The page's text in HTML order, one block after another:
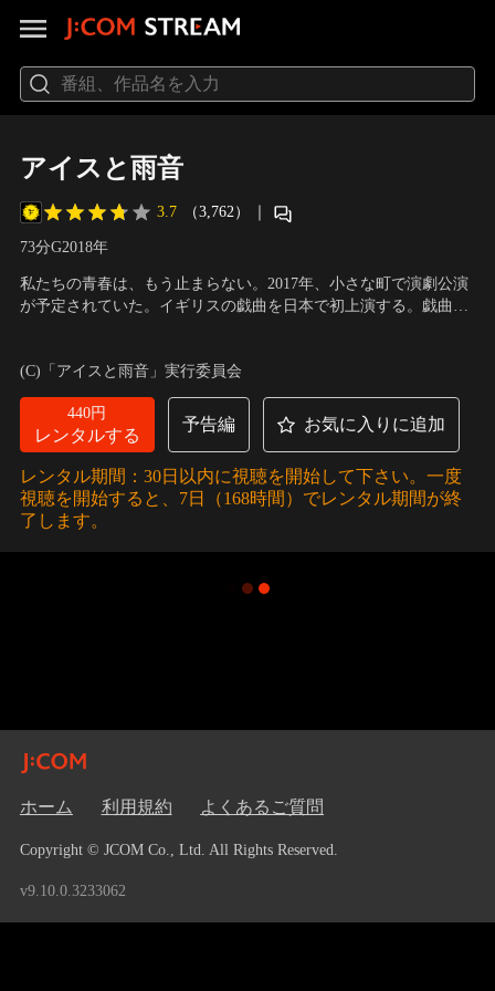
アイスと雨音
3.7 （3,762） ｜
73分G2018年
私たちの青春は、もう止まらない。2017年、小さな町で演劇公演
が予定されていた。イギリスの戯曲を日本で初上演する。戯曲
に、鬱屈からの夜明けを描いた物語。オーディションで選ばれ、
初舞台に意気込む少年少女たち。
(C)「アイスと雨音」実行委員会
440円
レンタルする
予告編 お気に入りに追加
レンタル期間：30日以内に視聴を開始して下さい。一度
視聴を開始すると、7日（168時間）でレンタル期間が終
了します。
ホーム 利用規約 よくあるご質問
Copyright © JCOM Co., Ltd. All Rights Reserved.
v9.10.0.3233062